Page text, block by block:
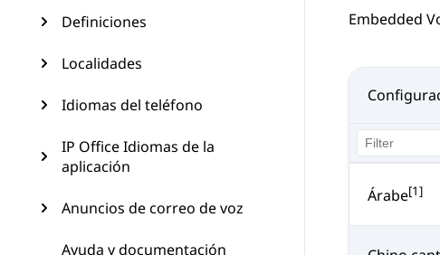
Definiciones
Localidades
Idiomas del teléfono
IP Office Idiomas de la
aplicación
Anuncios de correo de voz
Ayuda y documentación
Embedded
Árabe[1]